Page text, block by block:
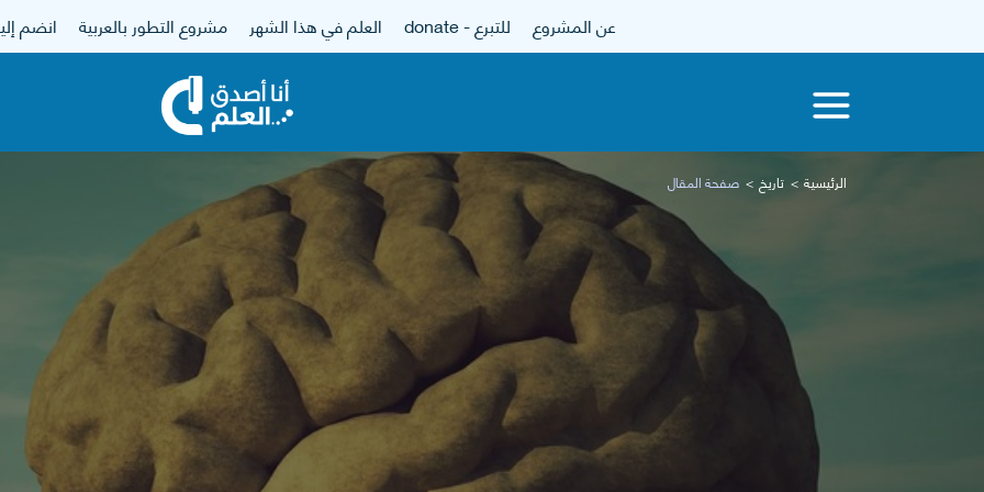
عن المشروع للتبرع - donate العلم في هذا الشهر مشروع التطور بالعربية انضم
الرئيسية تاريخ صفحة المقال